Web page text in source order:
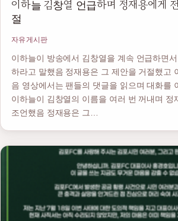
이하늘 김창열 언급하며 정재용에게
절
자유게시판
이하늘이 방송에서 김창열을 계속 언급하면
하라고 말했음 정재용은 그 제안을 거절했고
음 영상에서는 팬들의 댓글을 읽으며 대화를
이하늘이 김창열의 이름을 여러 번 꺼내며 정
조언했음 정재용은 그…